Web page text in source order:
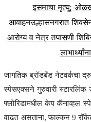
इसमाचा मृत्यू; ओळख
आवाहनउल्हासनगरात
आरोग्य व नेत्र तपासणी
जागतिक ब्रॉडबँड नेटवर्कचा
स्पेसएक्सने गुरुवारी स्टारलिंक
फ्लोरिडामधील केप कॅनाव्हल
वाढत असताना, फाल्कन 9